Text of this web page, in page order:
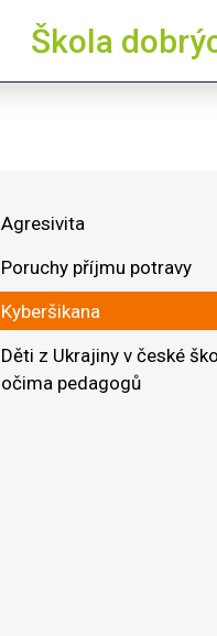
Škola
Agresivita
Poruchy příjmu potravy
Kyberšikana
Děti z Ukrajiny v české
očima pedagogů